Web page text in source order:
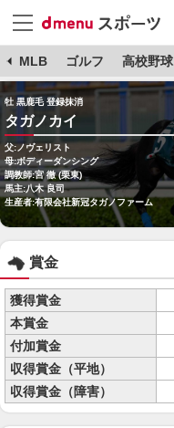
MLB ゴルフ 高校野球
牡 黒鹿毛 登録抹消
タガノカイ
父:ノヴェリスト
母:ボディーダンシング
調教師:宮 徹 (栗東)
馬主:八木 良司
生産者:有限会社新冠タガノファーム
賞金
獲得賞金
本賞金
付加賞金
収得賞金（平地）
収得賞金（障害）